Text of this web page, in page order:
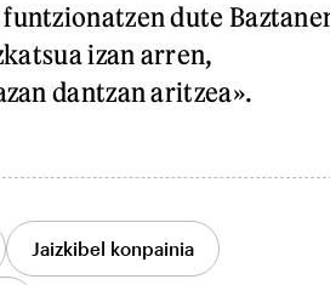
dute
izan arren,
dantzan aritzea».
Jaizkibel konpainia